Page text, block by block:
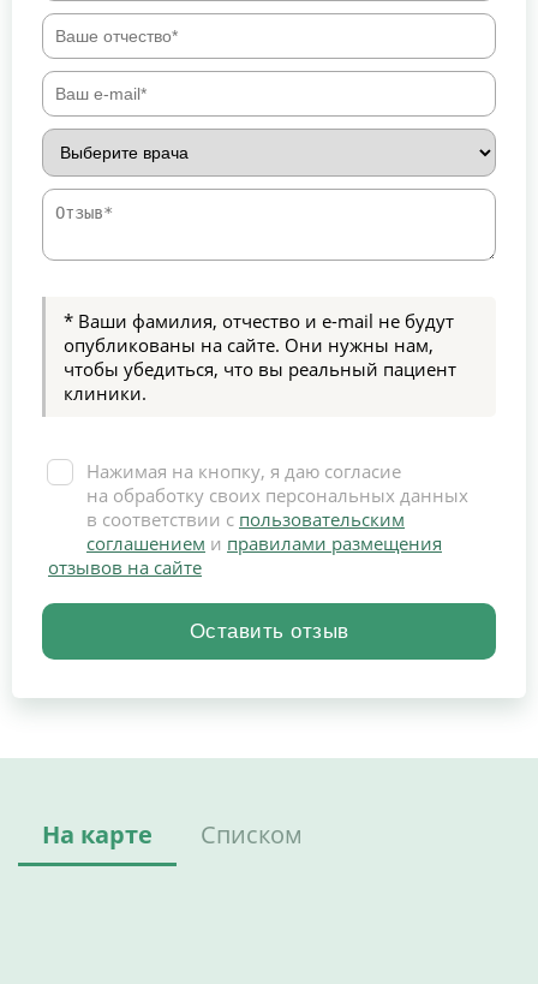
* Ваши фамилия, отчество и e-mail не будут
опубликованы на сайте. Они нужны нам,
чтобы убедиться, что вы реальный пациент
клиники.
Нажимая на кнопку, я даю согласие
на обработку своих персональных данных
в соответствии с пользовательским
соглашением и правилами размещения
отзывов на сайте
На карте Списком